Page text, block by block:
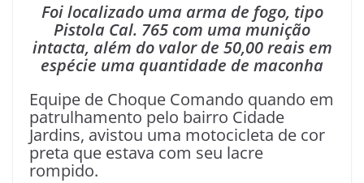
Foi localizado uma arma de fogo, tipo
Pistola Cal. 765 com uma munição
intacta, além do valor de 50,00 reais em
espécie uma quantidade de maconha
Equipe de Choque Comando quando em
patrulhamento pelo bairro Cidade
Jardins, avistou uma motocicleta de cor
preta que estava com seu lacre
rompido.